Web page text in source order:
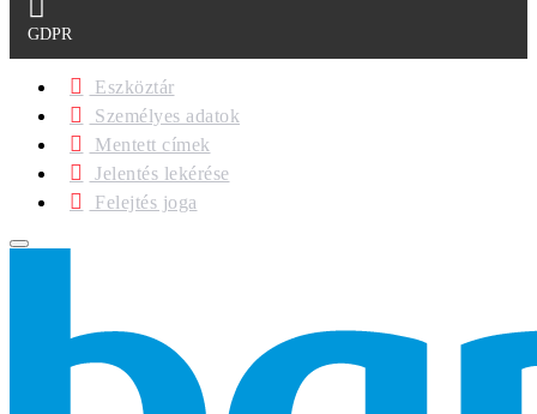
GDPR
Eszköztár
Személyes adatok
Mentett címek
Jelentés lekérése
Felejtés joga